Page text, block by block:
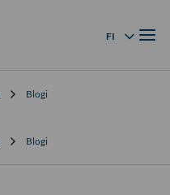
FI
Kielivalikko
Blogi
Blogi